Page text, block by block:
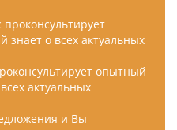
опытный
актуальных